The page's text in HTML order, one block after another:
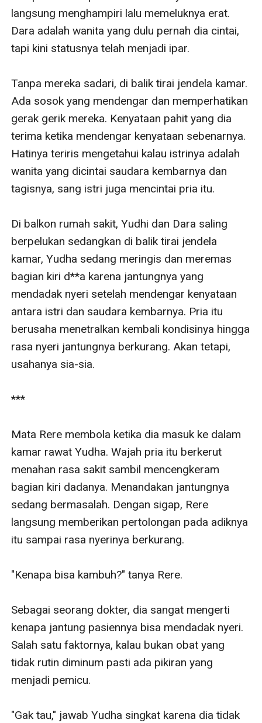
langsung menghampiri lalu memeluknya erat.
Dara adalah wanita yang dulu pernah dia cintai,
tapi kini statusnya telah menjadi ipar.
Tanpa mereka sadari, di balik tirai jendela kamar.
Ada sosok yang mendengar dan memperhatikan
gerak gerik mereka. Kenyataan pahit yang dia
terima ketika mendengar kenyataan sebenarnya.
Hatinya teriris mengetahui kalau istrinya adalah
wanita yang dicintai saudara kembarnya dan
tagisnya, sang istri juga mencintai pria itu.
Di balkon rumah sakit, Yudhi dan Dara saling
berpelukan sedangkan di balik tirai jendela
kamar, Yudha sedang meringis dan meremas
bagian kiri d**a karena jantungnya yang
mendadak nyeri setelah mendengar kenyataan
antara istri dan saudara kembarnya. Pria itu
berusaha menetralkan kembali kondisinya hingga
rasa nyeri jantungnya berkurang. Akan tetapi,
usahanya sia-sia.
***
Mata Rere membola ketika dia masuk ke dalam
kamar rawat Yudha. Wajah pria itu berkerut
menahan rasa sakit sambil mencengkeram
bagian kiri dadanya. Menandakan jantungnya
sedang bermasalah. Dengan sigap, Rere
langsung memberikan pertolongan pada adiknya
itu sampai rasa nyerinya berkurang.
"Kenapa bisa kambuh?" tanya Rere.
Sebagai seorang dokter, dia sangat mengerti
kenapa jantung pasiennya bisa mendadak nyeri.
Salah satu faktornya, kalau bukan obat yang
tidak rutin diminum pasti ada pikiran yang
menjadi pemicu.
"Gak tau," jawab Yudha singkat karena dia tidak